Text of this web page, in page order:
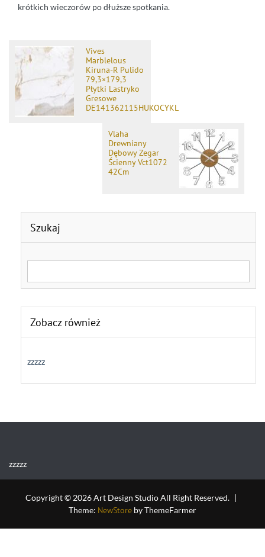
krótkich wieczorów po dłuższe spotkania.
Vives
Marblelous
Kiruna-R Pulido
79,3×179,3
Płytki Lastryko
Gresowe
DE141362115HUKOCYKL
Vlaha
Drewniany
Dębowy Zegar
Ścienny Vct1072
42Cm
Szukaj
Zobacz również
zzzzz
zzzzz
Copyright © 2026 Art Design Studio All Right Reserved. |
Theme: NewStore by ThemeFarmer